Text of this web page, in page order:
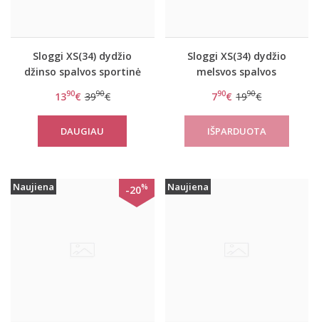
Sloggi XS(34) dydžio
džinso spalvos sportinė
Bralette
1390€ 3990€
DAUGIAU
Sloggi XS(34) dydžio
melsvos spalvos
String
790€ 1990€
Naujiena -20% Naujiena